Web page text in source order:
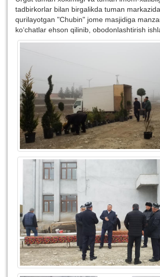
tadbirkorlar bilan birgalikda tuman
qurilayotgan "Chubin" jome masjidiga
ko‘chatlar ehson qilinib, obodonlashtirish